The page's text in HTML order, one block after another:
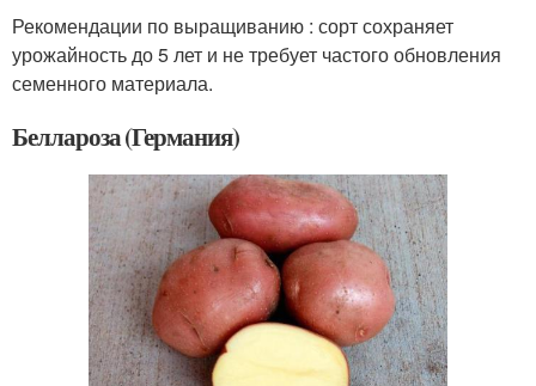
Рекомендации по выращиванию : сорт сохраняет
урожайность до 5 лет и не требует частого обновления
семенного материала.
Беллароза (Германия)